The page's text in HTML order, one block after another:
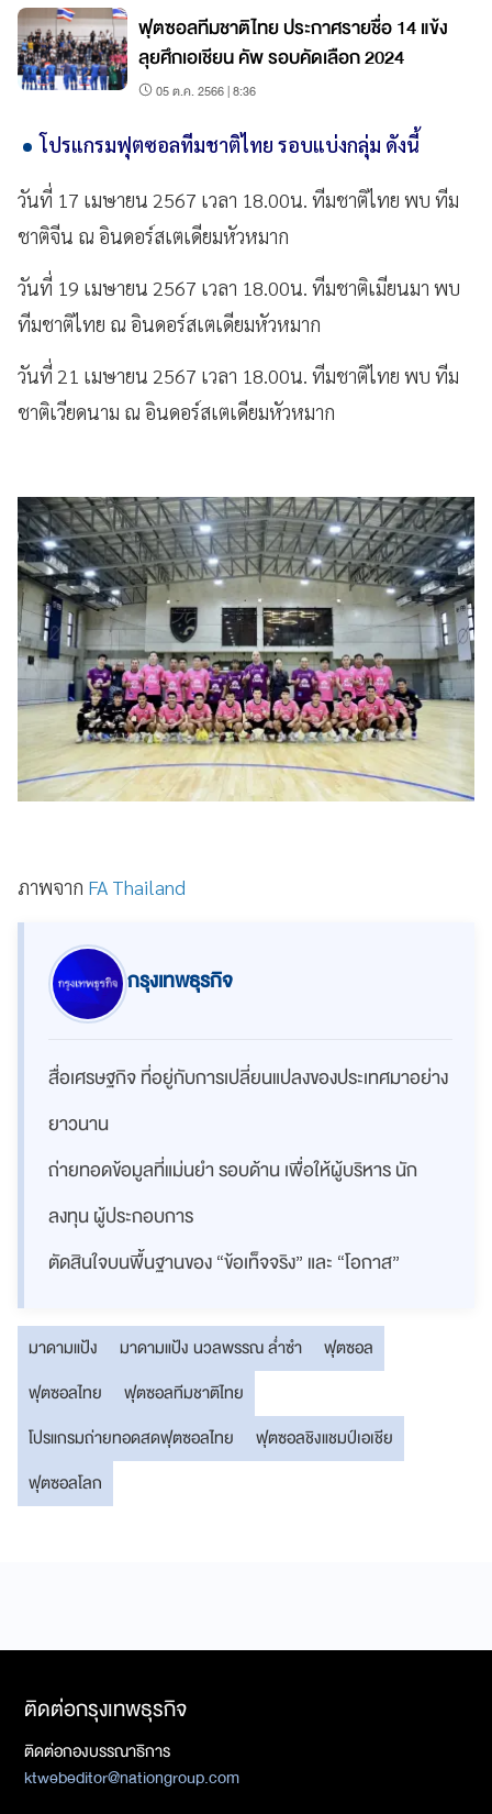
ฟุตซอลทีมชาติไทย ประกาศรายชื่อ 14 แข้ง
ลุยศึกเอเชียน คัพ รอบคัดเลือก 2024
05 ต.ค. 2566 | 8:36
โปรแกรมฟุตซอลทีมชาติไทย รอบแบ่งกลุ่ม ดังนี้
วันที่ 17 เมษายน 2567 เวลา 18.00น. ทีมชาติไทย พบ ทีม
ชาติจีน ณ อินดอร์สเตเดียมหัวหมาก
วันที่ 19 เมษายน 2567 เวลา 18.00น. ทีมชาติเมียนมา พบ
ทีมชาติไทย ณ อินดอร์สเตเดียมหัวหมาก
วันที่ 21 เมษายน 2567 เวลา 18.00น. ทีมชาติไทย พบ ทีม
ชาติเวียดนาม ณ อินดอร์สเตเดียมหัวหมาก
ภาพจาก FA Thailand
กรุงเทพธุรกิจ
สื่อเศรษฐกิจ ที่อยู่กับการเปลี่ยนแปลงของประเทศมาอย่าง
ยาวนาน
ถ่ายทอดข้อมูลที่แม่นยำ รอบด้าน เพื่อให้ผู้บริหาร นัก
ลงทุน ผู้ประกอบการ
ตัดสินใจบนพื้นฐานของ “ข้อเท็จจริง” และ “โอกาส”
มาดามแป้ง มาดามแป้ง นวลพรรณ ล่ำซำ
ฟุตซอล
ฟุตซอลไทย
ฟุตซอลทีมชาติไทย
โปรแกรมถ่ายทอดสดฟุตซอลไทย
ฟุตซอลชิงแชมป์เอเชีย
ฟุตซอลโลก
ติดต่อกรุงเทพธุรกิจ
ติดต่อกองบรรณาธิการ
ktwebeditor@nationgroup.com